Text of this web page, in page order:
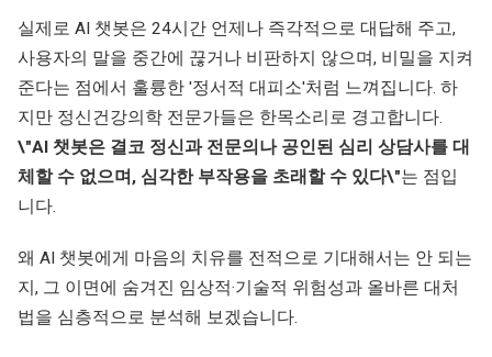
실제로 AI 챗봇은 24시간 언제나 즉각적으로 대답해 주고,
사용자의 말을 중간에 끊거나 비판하지 않으며, 비밀을 지켜
준다는 점에서 훌륭한 '정서적 대피소'처럼 느껴집니다. 하
지만 정신건강의학 전문가들은 한목소리로 경고합니다.
\"AI 챗봇은 결코 정신과 전문의나 공인된 심리 상담사를 대
체할 수 없으며, 심각한 부작용을 초래할 수 있다\"는 점입
니다.
왜 AI 챗봇에게 마음의 치유를 전적으로 기대해서는 안 되는
지, 그 이면에 숨겨진 임상적·기술적 위험성과 올바른 대처
법을 심층적으로 분석해 보겠습니다.